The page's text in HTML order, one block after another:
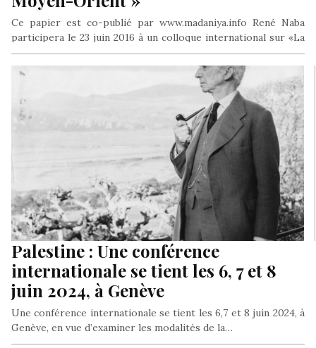
Ce papier est co-publié par www.madaniya.info René Naba
participera le 23 juin 2016 à un colloque international sur «La
nouvelle…
Palestine : Une conférence
internationale se tient les 6, 7 et 8
juin 2024, à Genève
Une conférence internationale se tient les 6,7 et 8 juin 2024, à
Genève, en vue d’examiner les modalités de la…